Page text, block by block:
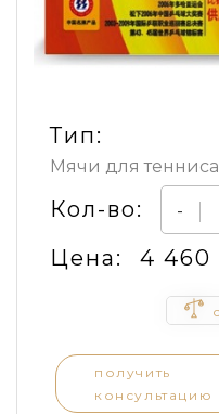
Тип:
Мячи для
Кол-во: -
Цена: 4 460
получить
консультацию